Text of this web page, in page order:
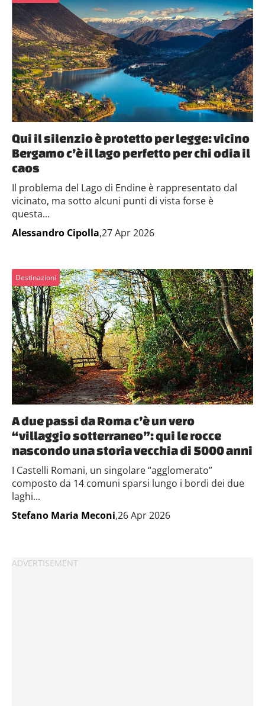
Qui il silenzio è protetto per legge: vicino
Bergamo c’è il lago perfetto per chi odia il
caos
Il problema del Lago di Endine è rappresentato dal
vicinato, ma sotto alcuni punti di vista forse è
questa...
Alessandro Cipolla,27 Apr 2026
Destinazioni
A due passi da Roma c’è un vero
“villaggio sotterraneo”: qui le rocce
nascondo una storia vecchia di 5000 anni
I Castelli Romani, un singolare “agglomerato”
composto da 14 comuni sparsi lungo i bordi dei due
laghi...
Stefano Maria Meconi,26 Apr 2026